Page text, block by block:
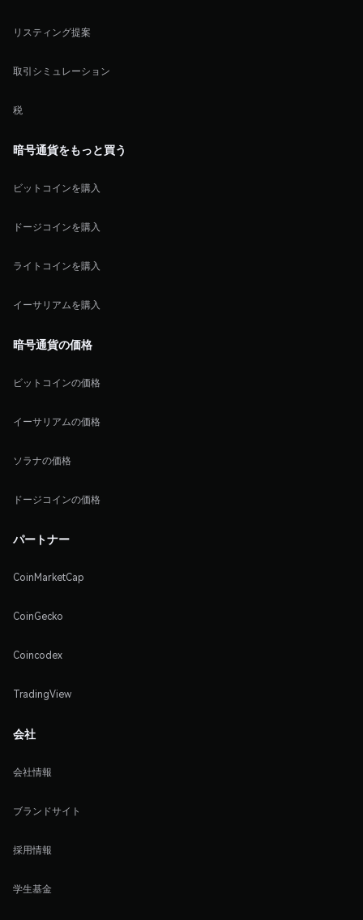
リスティング提案
取引シミュレーション
税
暗号通貨をもっと買う
ビットコインを購入
ドージコインを購入
ライトコインを購入
イーサリアムを購入
暗号通貨の価格
ビットコインの価格
イーサリアムの価格
ソラナの価格
ドージコインの価格
パートナー
CoinMarketCap
CoinGecko
Coincodex
TradingView
会社
会社情報
ブランドサイト
採用情報
学生基金